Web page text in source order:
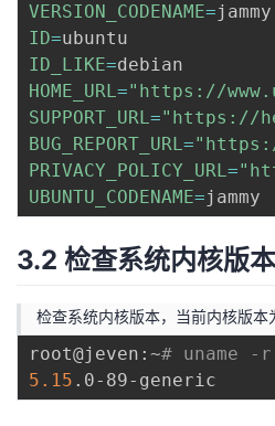
VERSION_CODENAME=
ID=
ID_LIKE=
HOME_URL="https://
SUPPORT_URL="https://
BUG_REPORT_URL=
PRIVACY_POLICY_URL=
UBUNTU_CODENAME=
3.2 检查系统内核版本
检查系统内核版本，当前内核版
root@jeven:~# uname -r
5.15